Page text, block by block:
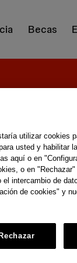
Becas
10
en
utilizar cookies
usted y habilitar
aquí o en
o en
intercambio de
de cookies" y
Rechazar